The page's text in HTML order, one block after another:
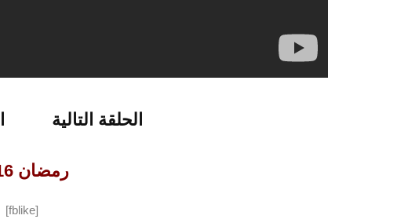
الحلقة التالية
رمضان 2016
[fblike]